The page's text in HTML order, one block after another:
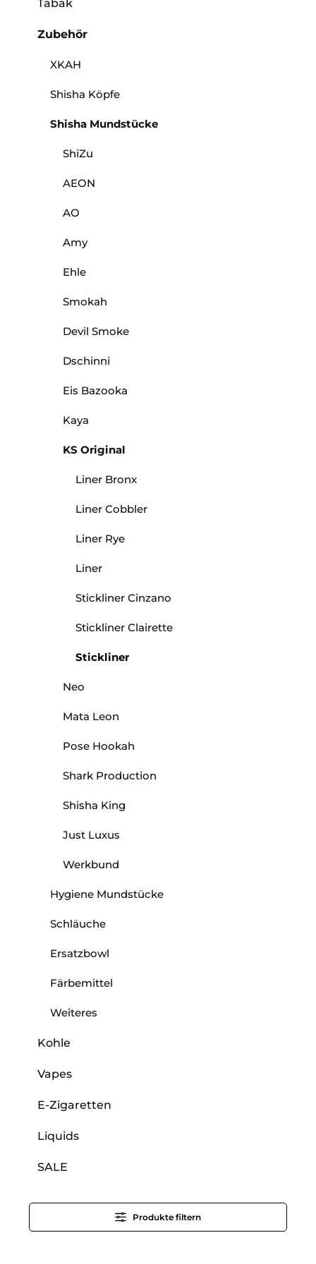
Tabak
Zubehör
XKAH
Shisha Köpfe
Shisha Mundstücke
ShiZu
AEON
AO
Amy
Ehle
Smokah
Devil Smoke
Dschinni
Eis Bazooka
Kaya
KS Original
Liner Bronx
Liner Cobbler
Liner Rye
Liner
Stickliner Cinzano
Stickliner Clairette
Stickliner
Neo
Mata Leon
Pose Hookah
Shark Production
Shisha King
Just Luxus
Werkbund
Hygiene Mundstücke
Schläuche
Ersatzbowl
Färbemittel
Weiteres
Kohle
Vapes
E-Zigaretten
Liquids
SALE
Produkte filtern